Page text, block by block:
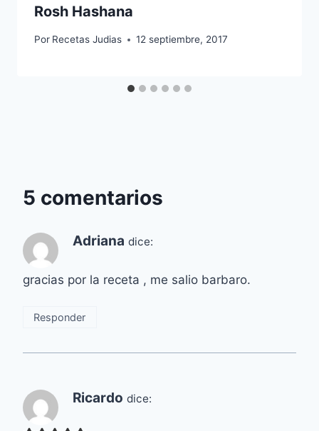
Rosh Hashana
Por Recetas Judias 12 septiembre, 2017
5 comentarios
Adriana dice:
gracias por la receta , me salio barbaro.
Responder
Ricardo dice: